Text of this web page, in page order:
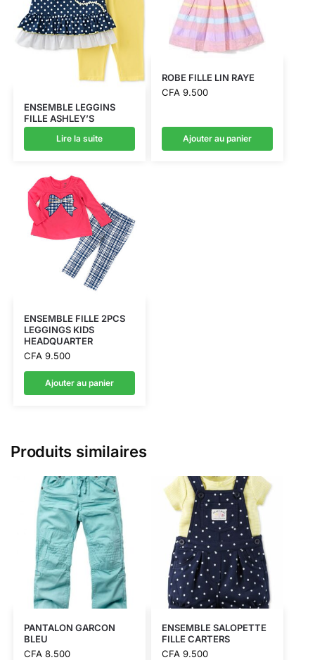
ENSEMBLE LEGGINS
FILLE ASHLEY’S
Lire la suite
ROBE FILLE LIN RAYE
CFA9.500
Ajouter au panier
ENSEMBLE FILLE 2PCS
LEGGINGS KIDS
HEADQUARTER
CFA9.500
Ajouter au panier
Produits similaires
PANTALON GARCON
BLEU
CFA8.500
ENSEMBLE SALOPETTE
FILLE CARTERS
CFA9.500